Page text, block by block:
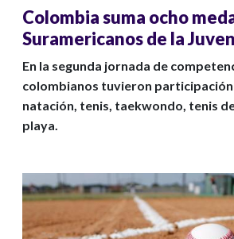
Colombia suma ocho
Suramericanos de la
En la segunda jornada de
colombianos tuvieron
natación, tenis, taekwondo, tenis
playa.